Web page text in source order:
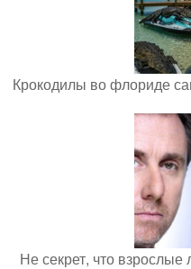
Крокодилы во флориде
Не секрет, что взрослые